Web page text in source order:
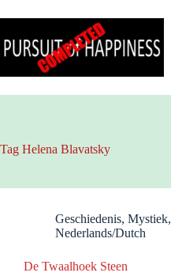
naar
inhoud
Tag Helena Blavatsky
Geschiedenis, Mystiek,
Nederlands/Dutch
De Twaalhoek Steen